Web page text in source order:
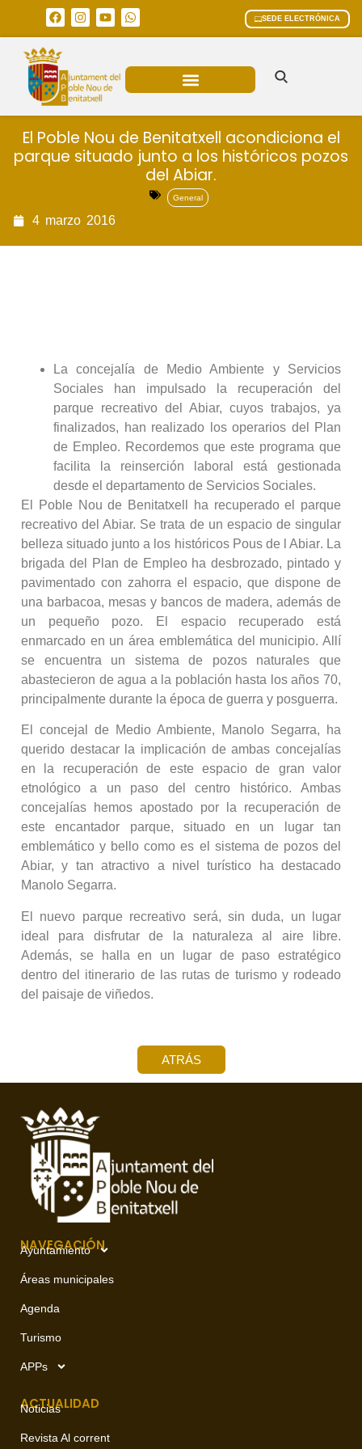
SEDE ELECTRÓNICA
El Poble Nou de Benitatxell acondiciona el
parque situado junto a los históricos pozos
del Abiar.
General
4 marzo 2016
La concejalía de Medio Ambiente y Servicios
Sociales han impulsado la recuperación del
parque recreativo del Abiar, cuyos trabajos, ya
finalizados, han realizado los operarios del Plan
de Empleo. Recordemos que este programa que
facilita la reinserción laboral está gestionada
desde el departamento de Servicios Sociales.
El Poble Nou de Benitatxell ha recuperado el parque
recreativo del Abiar. Se trata de un espacio de singular
belleza situado junto a los históricos Pous de l Abiar. La
brigada del Plan de Empleo ha desbrozado, pintado y
pavimentado con zahorra el espacio, que dispone de
una barbacoa, mesas y bancos de madera, además de
un pequeño pozo. El espacio recuperado está
enmarcado en un área emblemática del municipio. Allí
se encuentra un sistema de pozos naturales que
abastecieron de agua a la población hasta los años 70,
principalmente durante la época de guerra y posguerra.
El concejal de Medio Ambiente, Manolo Segarra, ha
querido destacar la implicación de ambas concejalías
en la recuperación de este espacio de gran valor
etnológico a un paso del centro histórico. Ambas
concejalías hemos apostado por la recuperación de
este encantador parque, situado en un lugar tan
emblemático y bello como es el sistema de pozos del
Abiar, y tan atractivo a nivel turístico ha destacado
Manolo Segarra.
El nuevo parque recreativo será, sin duda, un lugar
ideal para disfrutar de la naturaleza al aire libre.
Además, se halla en un lugar de paso estratégico
dentro del itinerario de las rutas de turismo y rodeado
del paisaje de viñedos.
ATRÁS
NAVEGACIÓN
Ayuntamiento
Áreas municipales
Agenda
Turismo
APPs
ACTUALIDAD
Noticias
Revista Al corrent